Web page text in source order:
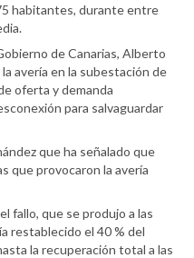
habitantes, durante entre
de Canarias, Alberto
avería en la subestación de
oferta y demanda
para salvaguardar
que ha señalado que
que provocaron la avería
fallo, que se produjo a las
restablecido el 40 % del
la recuperación total a las